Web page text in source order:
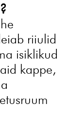
riiulid
isiklikud
kappe,